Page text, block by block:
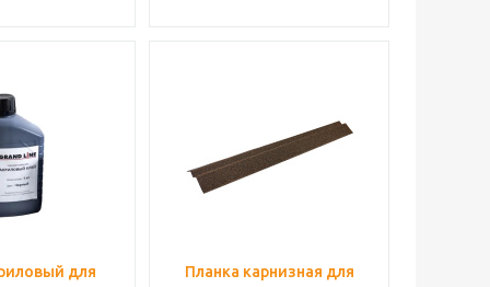
для
Планка карнизная для